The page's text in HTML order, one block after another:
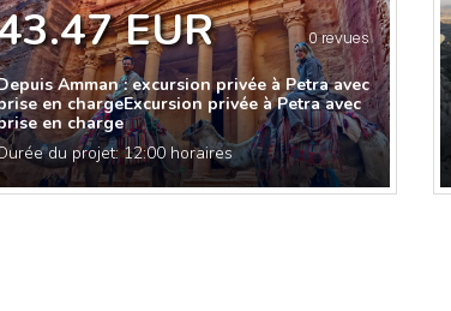
EUR 0 revues
Amman : excursion privée à Petra avec
en chargeExcursion privée à Petra avec
en charge
du projet: 12:00 horaires